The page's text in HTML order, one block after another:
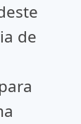
de